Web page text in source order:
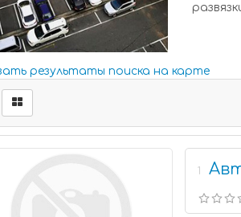
результаты поиска на карте
1